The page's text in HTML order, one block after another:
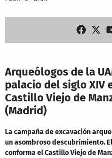
Arqueólogos de la
palacio del siglo XIV
Castillo Viejo de
(Madrid)
La campaña de excavación
un asombroso descubrimiento.
conforma el Castillo Viejo de